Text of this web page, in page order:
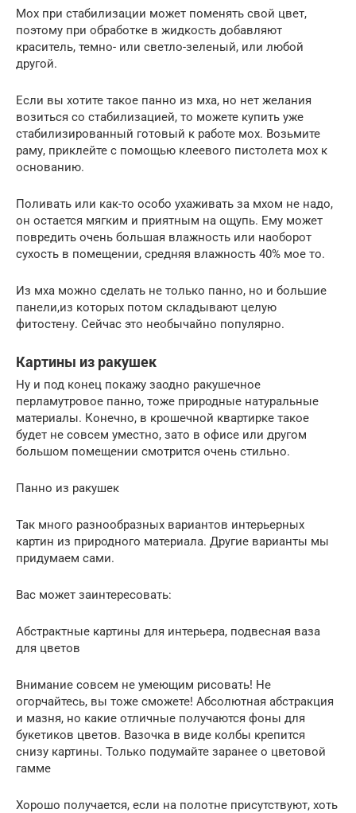
Мох при стабилизации может поменять свой цвет,
поэтому при обработке в жидкость добавляют
краситель, темно- или светло-зеленый, или любой
другой.
Если вы хотите такое панно из мха, но нет желания
возиться со стабилизацией, то можете купить уже
стабилизированный готовый к работе мох. Возьмите
раму, приклейте с помощью клеевого пистолета мох к
основанию.
Поливать или как-то особо ухаживать за мхом не надо,
он остается мягким и приятным на ощупь. Ему может
повредить очень большая влажность или наоборот
сухость в помещении, средняя влажность 40% мое то.
Из мха можно сделать не только панно, но и большие
панели,из которых потом складывают целую
фитостену. Сейчас это необычайно популярно.
Картины из ракушек
Ну и под конец покажу заодно ракушечное
перламутровое панно, тоже природные натуральные
материалы. Конечно, в крошечной квартирке такое
будет не совсем уместно, зато в офисе или другом
большом помещении смотрится очень стильно.
Панно из ракушек
Так много разнообразных вариантов интерьерных
картин из природного материала. Другие варианты мы
придумаем сами.
Вас может заинтересовать:
Абстрактные картины для интерьера, подвесная ваза
для цветов
Внимание совсем не умеющим рисовать! Не
огорчайтесь, вы тоже сможете! Абсолютная абстракция
и мазня, но какие отличные получаются фоны для
букетиков цветов. Вазочка в виде колбы крепится
снизу картины. Только подумайте заранее о цветовой
гамме
Хорошо получается, если на полотне присутствуют, хоть